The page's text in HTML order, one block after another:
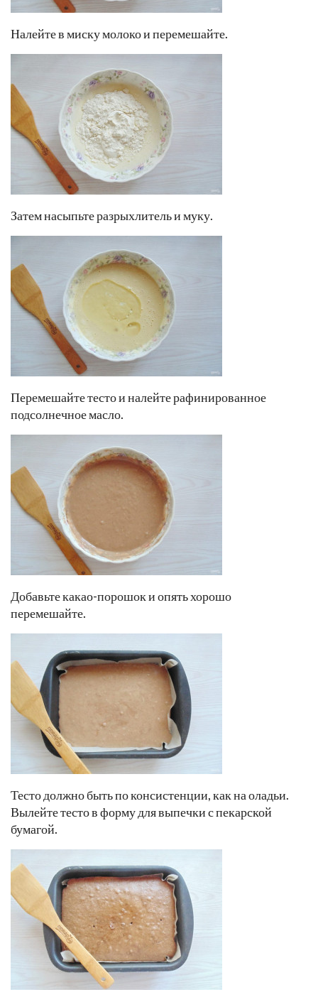
Налейте в миску молоко и перемешайте.
Затем насыпьте разрыхлитель и муку.
Перемешайте тесто и налейте рафинированное
подсолнечное масло.
Добавьте какао-порошок и опять хорошо
перемешайте.
Тесто должно быть по консистенции, как на оладьи.
Вылейте тесто в форму для выпечки с пекарской
бумагой.